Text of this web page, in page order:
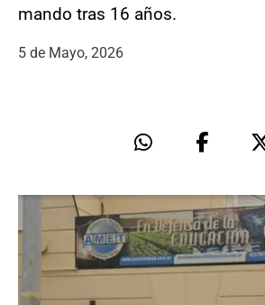
mando tras 16 años.
5 de Mayo, 2026